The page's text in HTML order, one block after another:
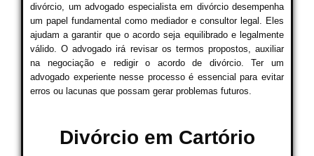
divórcio, um advogado especialista em divórcio desempenha
um papel fundamental como mediador e consultor legal. Eles
ajudam a garantir que o acordo seja equilibrado e legalmente
válido. O advogado irá revisar os termos propostos, auxiliar
na negociação e redigir o acordo de divórcio. Ter um
advogado experiente nesse processo é essencial para evitar
erros ou lacunas que possam gerar problemas futuros.
Divórcio em Cartório